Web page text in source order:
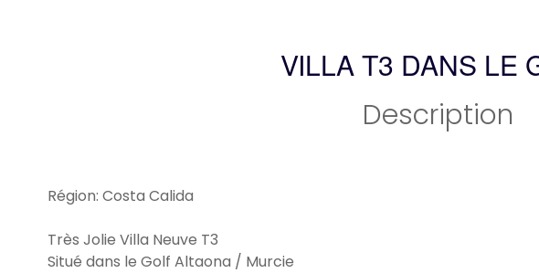
VILLA T3 DANS LE
Description
Région: Costa Calida
Très Jolie Villa Neuve T3
Situé dans le Golf Altaona / Murcie